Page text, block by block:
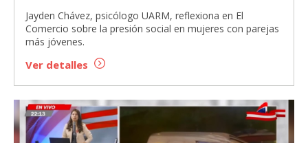
Jayden Chávez, psicólogo UARM, reflexiona en El
Comercio sobre la presión social en mujeres con parejas
más jóvenes.
Ver detalles